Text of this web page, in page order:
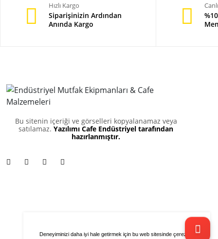
Deneyiminizi daha iyi hale getirmek için bu web sitesinde çerezleri
Hızlı Kargo
Siparişinizin Ardından
Anında Kargo
Bu sitenin içeriği ve görselleri kopyalanamaz veya
satılamaz.Yazılımı Cafe Endüstriyel tarafından
hazırlanmıştır.